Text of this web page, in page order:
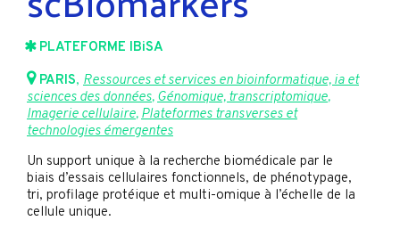
PLATEFORME IBiSA
PARIS, Ressources et services en bioinformatique, ia et
sciences des données,Génomique, transcriptomique,
Imagerie cellulaire,Plateformes transverses et
technologies émergentes
Un support unique à la recherche biomédicale par le
biais d’essais cellulaires fonctionnels, de phénotypage,
tri, profilage protéique et multi-omique à l’échelle de la
cellule unique.